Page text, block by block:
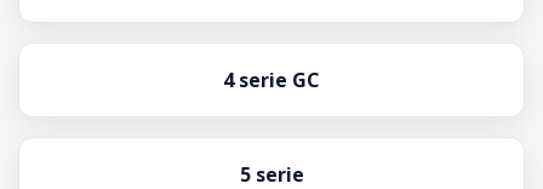
4 serie GC
5 serie